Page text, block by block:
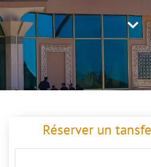
Réserver un